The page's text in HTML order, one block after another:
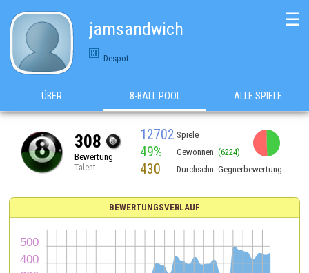
jamsandwich
Despot
☰
ÜBER 8-BALL POOL ALLE SPIELE
308
Bewertung
Talent
12702 Spiele
49% Gewonnen (6224)
430 Durchschn. Gegnerbewertung
BEWERTUNGSVERLAUF